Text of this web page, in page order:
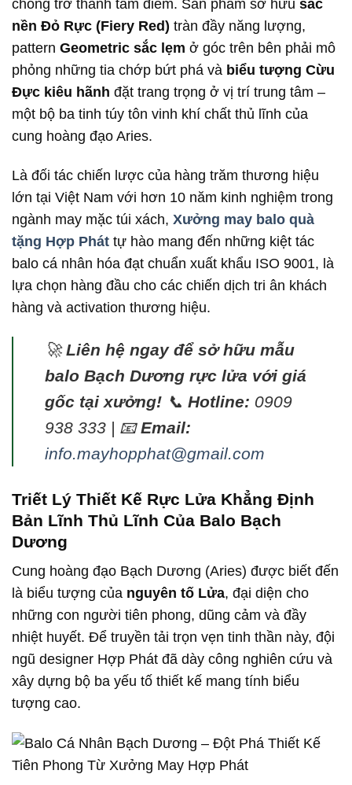
chóng trở thành tâm điểm. Sản phẩm sở hữu sắc
nền Đỏ Rực (Fiery Red) tràn đầy năng lượng,
pattern Geometric sắc lẹm ở góc trên bên phải mô
phỏng những tia chớp bứt phá và biểu tượng Cừu
Đực kiêu hãnh đặt trang trọng ở vị trí trung tâm –
một bộ ba tinh túy tôn vinh khí chất thủ lĩnh của
cung hoàng đạo Aries.
Là đối tác chiến lược của hàng trăm thương hiệu
lớn tại Việt Nam với hơn 10 năm kinh nghiệm trong
ngành may mặc túi xách, Xưởng may balo quà
tặng Hợp Phát tự hào mang đến những kiệt tác
balo cá nhân hóa đạt chuẩn xuất khẩu ISO 9001, là
lựa chọn hàng đầu cho các chiến dịch tri ân khách
hàng và activation thương hiệu.
🚀Liên hệ ngay để sở hữu mẫu
balo Bạch Dương rực lửa với giá
gốc tại xưởng!📞 Hotline: 0909
938 333 | 📧Email:
info.mayhopphat@gmail.com
Triết Lý Thiết Kế Rực Lửa Khẳng Định
Bản Lĩnh Thủ Lĩnh Của Balo Bạch
Dương
Cung hoàng đạo Bạch Dương (Aries) được biết đến
là biểu tượng của nguyên tố Lửa, đại diện cho
những con người tiên phong, dũng cảm và đầy
nhiệt huyết. Để truyền tải trọn vẹn tinh thần này, đội
ngũ designer Hợp Phát đã dày công nghiên cứu và
xây dựng bộ ba yếu tố thiết kế mang tính biểu
tượng cao.